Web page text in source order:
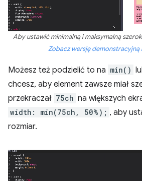
Aby ustawić minimalną i maksymalną
Zobacz wersję demonstracyjną
Możesz też podzielić to na min()
chcesz, aby element zawsze miał
przekraczał 75ch na większych
width: min(75ch, 50%); , aby
rozmiar.